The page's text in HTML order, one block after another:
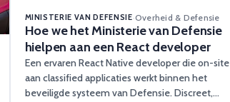
MINISTERIE VAN DEFENSIE·Overheid & Defensie
Hoe we het Ministerie van Defensie
hielpen aan een React developer
Een ervaren React Native developer die on-site
aan classified applicaties werkt binnen het
beveiligde systeem van Defensie. Discreet,